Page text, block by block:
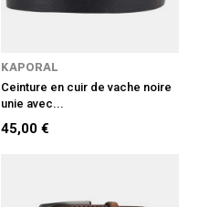
KAPORAL
Ceinture en cuir de vache noire
unie avec...
45,00 €